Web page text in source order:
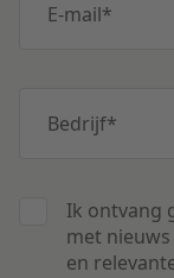
E-mail*
Bedrijf*
Ik ontvang
met
en